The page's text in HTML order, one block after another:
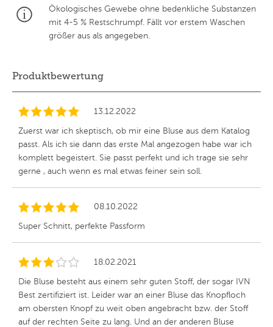
Ökologisches Gewebe ohne bedenkliche Substanzen
mit 4-5 % Restschrumpf. Fällt vor erstem Waschen
größer aus als angegeben.
Produktbewertung
13.12.2022
Zuerst war ich skeptisch, ob mir eine Bluse aus dem Katalog
passt. Als ich sie dann das erste Mal angezogen habe war ich
komplett begeistert. Sie passt perfekt und ich trage sie sehr
gerne , auch wenn es mal etwas feiner sein soll.
08.10.2022
Super Schnitt, perfekte Passform
18.02.2021
Die Bluse besteht aus einem sehr guten Stoff, der sogar IVN
Best zertifiziert ist. Leider war an einer Bluse das Knopfloch
am obersten Knopf zu weit oben angebracht bzw. der Stoff
auf der rechten Seite zu lang. Und an der anderen Bluse